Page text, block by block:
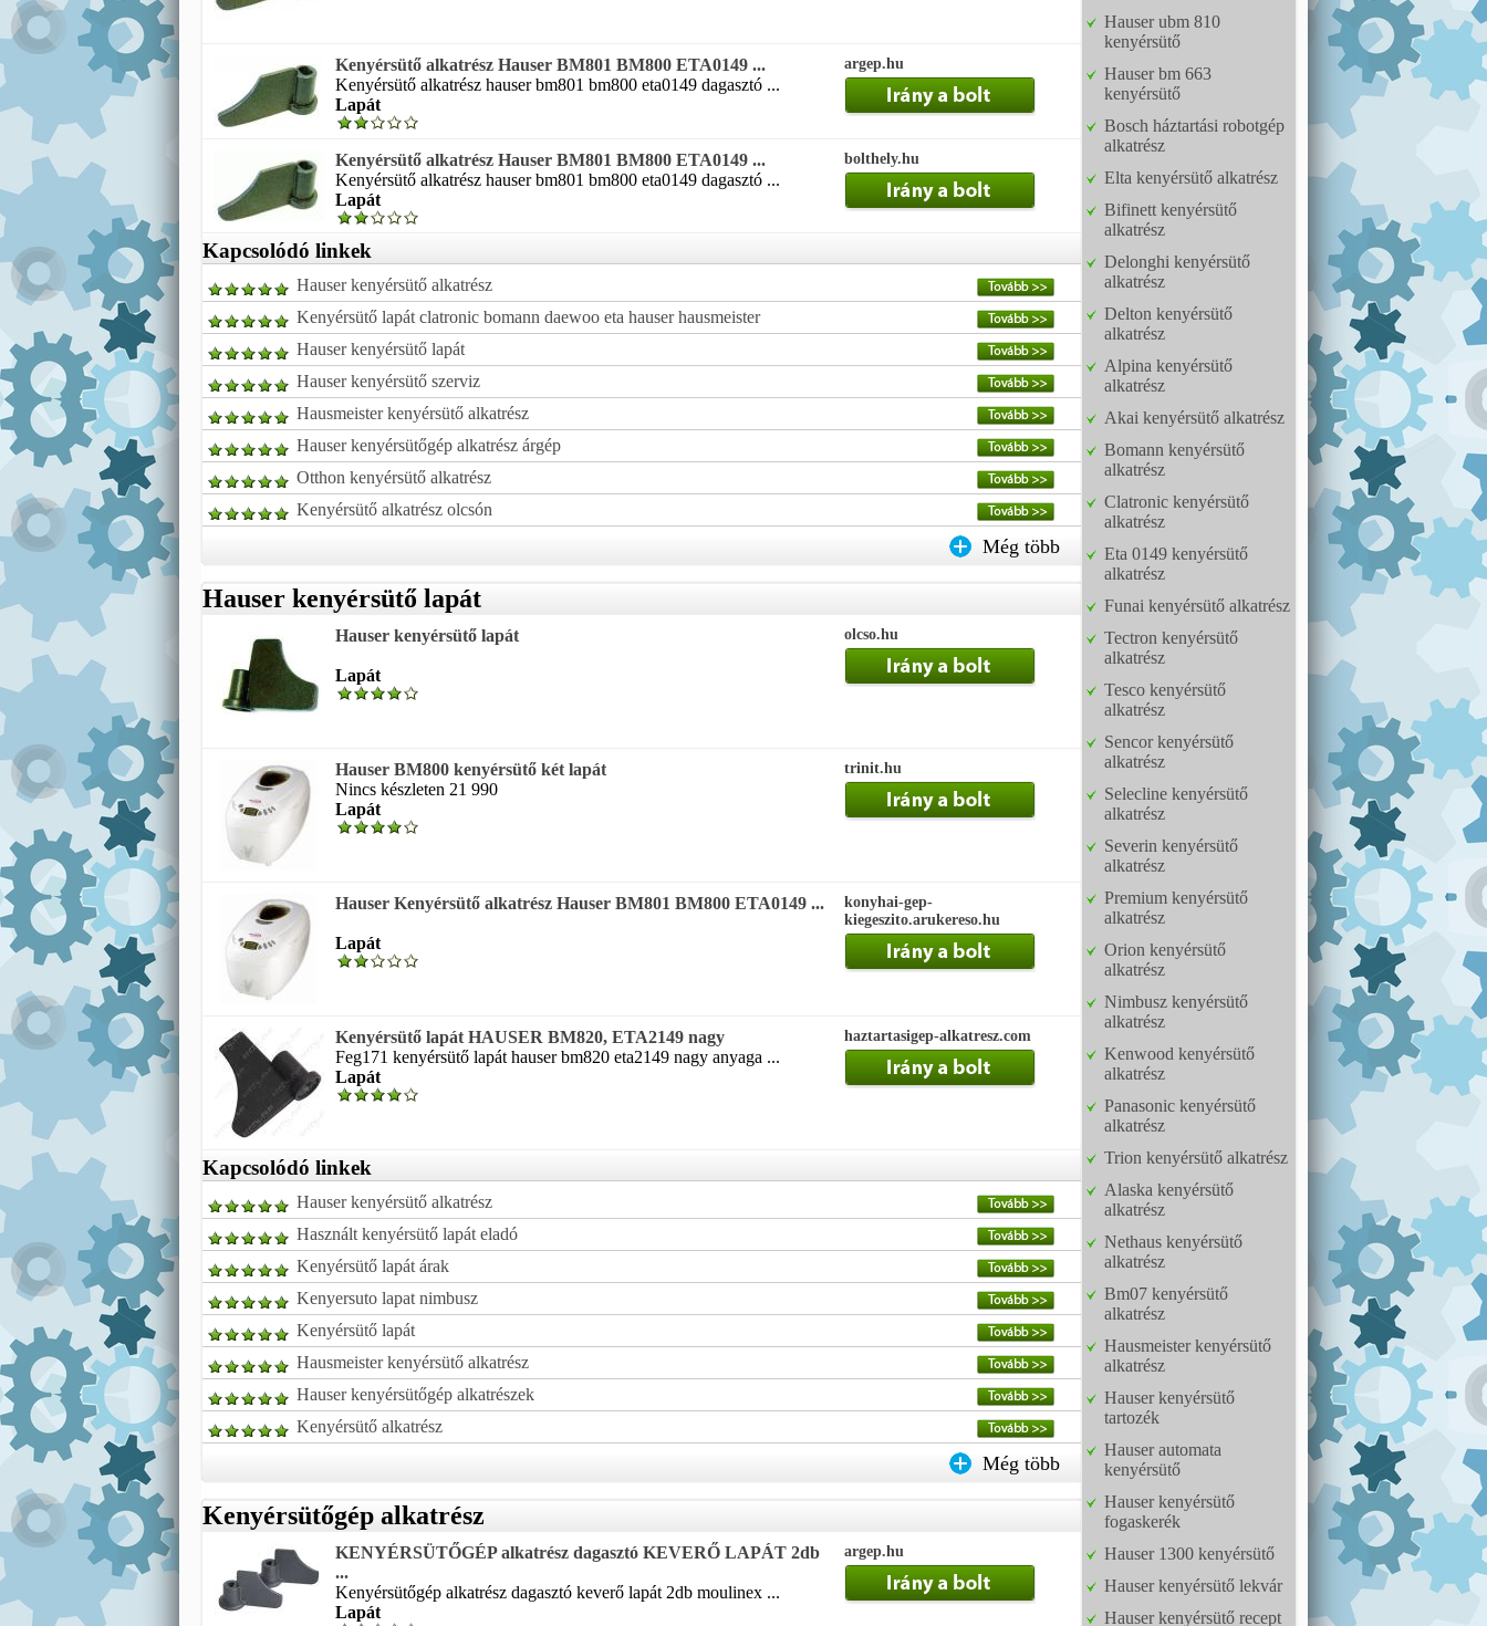
Kenyérsütő alkatrész Hauser BM801 BM800 ETA0149 ...
Kenyérsütő alkatrész hauser bm801 bm800 eta0149 dagasztó ...
Lapát
argep.hu
Kenyérsütő alkatrész Hauser BM801 BM800 ETA0149 ...
Kenyérsütő alkatrész hauser bm801 bm800 eta0149 dagasztó ...
Lapát
bolthely.hu
Kapcsolódó linkek
Hauser kenyérsütő alkatrész
Kenyérsütő lapát clatronic bomann daewoo eta hauser hausmeister
Hauser kenyérsütő lapát
Hauser kenyérsütő szerviz
Hausmeister kenyérsütő alkatrész
Hauser kenyérsütőgép alkatrész árgép
Otthon kenyérsütő alkatrész
Kenyérsütő alkatrész olcsón
Még több
Hauser kenyérsütő lapát
Hauser kenyérsütő lapát
Lapát
olcso.hu
Hauser BM800 kenyérsütő két lapát
Nincs készleten 21 990
Lapát
trinit.hu
Hauser Kenyérsütő alkatrész Hauser BM801 BM800 ETA0149 ...
Lapát
konyhai-gep-
kiegeszito.arukereso.hu
Kenyérsütő lapát HAUSER BM820, ETA2149 nagy
Feg171 kenyérsütő lapát hauser bm820 eta2149 nagy anyaga ...
Lapát
haztartasigep-alkatresz.com
Kapcsolódó linkek
Hauser kenyérsütő alkatrész
Használt kenyérsütő lapát eladó
Kenyérsütő lapát árak
Kenyersuto lapat nimbusz
Kenyérsütő lapát
Hausmeister kenyérsütő alkatrész
Hauser kenyérsütőgép alkatrészek
Kenyérsütő alkatrész
Még több
Kenyérsütőgép alkatrész
KENYÉRSÜTŐGÉP alkatrész dagasztó KEVERŐ LAPÁT 2db
...
Kenyérsütőgép alkatrész dagasztó keverő lapát 2db moulinex ...
Lapát
argep.hu
Hauser ubm 810
kenyérsütő
Hauser bm 663
kenyérsütő
Bosch háztartási robotgép
alkatrész
Elta kenyérsütő alkatrész
Bifinett kenyérsütő
alkatrész
Delonghi kenyérsütő
alkatrész
Delton kenyérsütő
alkatrész
Alpina kenyérsütő
alkatrész
Akai kenyérsütő alkatrész
Bomann kenyérsütő
alkatrész
Clatronic kenyérsütő
alkatrész
Eta 0149 kenyérsütő
alkatrész
Funai kenyérsütő alkatrész
Tectron kenyérsütő
alkatrész
Tesco kenyérsütő
alkatrész
Sencor kenyérsütő
alkatrész
Selecline kenyérsütő
alkatrész
Severin kenyérsütő
alkatrész
Premium kenyérsütő
alkatrész
Orion kenyérsütő
alkatrész
Nimbusz kenyérsütő
alkatrész
Kenwood kenyérsütő
alkatrész
Panasonic kenyérsütő
alkatrész
Trion kenyérsütő alkatrész
Alaska kenyérsütő
alkatrész
Nethaus kenyérsütő
alkatrész
Bm07 kenyérsütő
alkatrész
Hausmeister kenyérsütő
alkatrész
Hauser kenyérsütő
tartozék
Hauser automata
kenyérsütő
Hauser kenyérsütő
fogaskerék
Hauser 1300 kenyérsütő
Hauser kenyérsütő lekvár
Hauser kenyérsütő recept